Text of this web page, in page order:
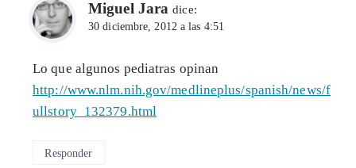
Miguel Jara dice:
30 diciembre, 2012 a las 4:51
Lo que algunos pediatras opinan
http://www.nlm.nih.gov/medlineplus/spanish/news/f
ullstory_132379.html
Responder